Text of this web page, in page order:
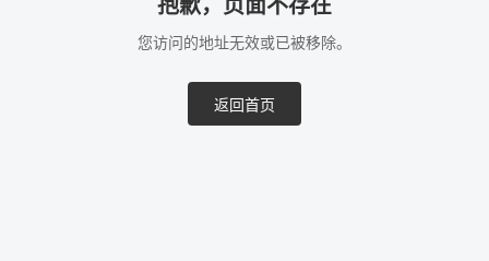
抱歉，页面不存在
您访问的地址无效或已被移除。
返回首页